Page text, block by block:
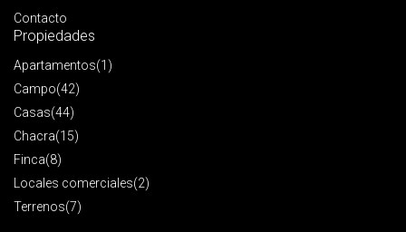
Contacto
Propiedades
Apartamentos(1)
Campo(42)
Casas(44)
Chacra(15)
Finca(8)
Locales comerciales(2)
Terrenos(7)